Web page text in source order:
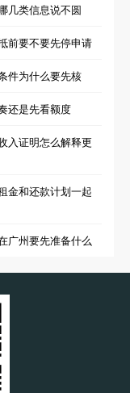
几类信息说不圆
前要不要先停申请
件为什么要先核
还是先看额度
入证明怎么解释更
金和还款计划一起
广州要先准备什么